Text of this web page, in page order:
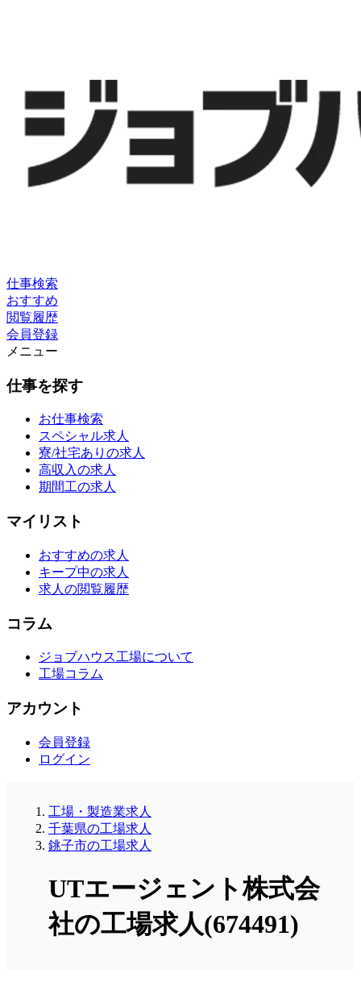
仕事検索
おすすめ
閲覧履歴
会員登録
メニュー
仕事を探す
お仕事検索
スペシャル求人
寮/社宅ありの求人
高収入の求人
期間工の求人
マイリスト
おすすめの求人
キープ中の求人
求人の閲覧履歴
コラム
ジョブハウス工場について
工場コラム
アカウント
会員登録
ログイン
工場・製造業求人
千葉県の工場求人
銚子市の工場求人
UTエージェント株式会
社の工場求人(674491)